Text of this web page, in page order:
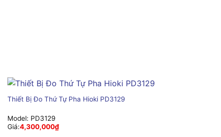
Thiết Bị Đo Thứ Tự Pha Hioki PD3129
Model: PD3129
Giá:4,300,000₫